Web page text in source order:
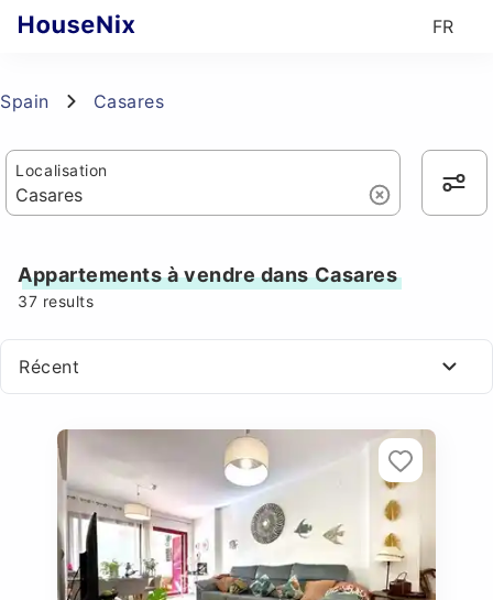
FR
Spain Casares
Localisation
Appartements à vendre dans Casares
37 results
Récent